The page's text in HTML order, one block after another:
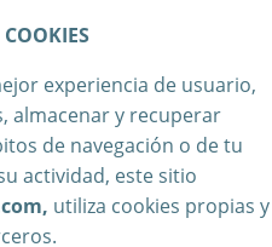
experiencia de usuario,
almacenar y recuperar
de navegación o de tu
actividad, este sitio
utiliza cookies propias y